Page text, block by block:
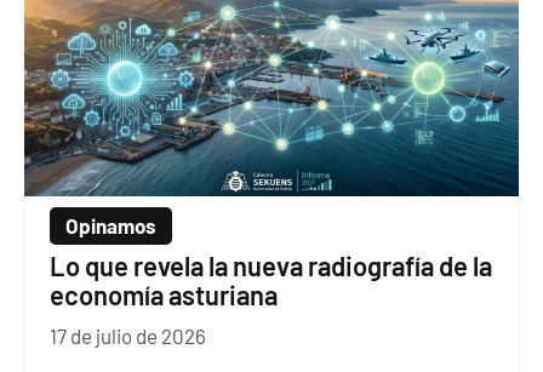
Opinamos
Lo que revela la nueva radiografía de la
economía asturiana
17 de julio de 2026